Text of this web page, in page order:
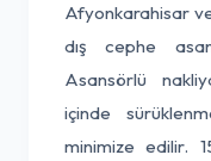
Afyonkarahisar
dış cephe
Asansörlü
içinde
minimize edilir.